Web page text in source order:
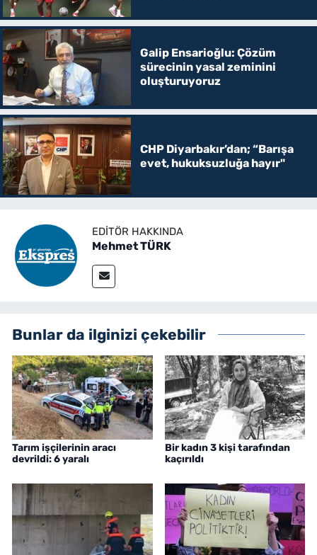
Galip Ensarioğlu: Çözüm
sürecinin yasal zeminini
oluşturuyoruz
CHP Diyarbakır’dan; “Barışa
evet, hukuksuzluğa hayır"
EDITÖR HAKKINDA
Mehmet TÜRK
Bunlar da ilginizi çekebilir
Tarım işçilerinin aracı
devrildi: 6 yaralı
Bir kadın 3 kişi tarafından
kaçırıldı